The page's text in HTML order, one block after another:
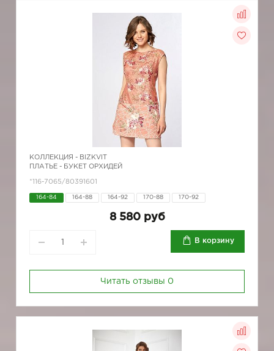
КОЛЛЕКЦИЯ - BIZKVIT
ПЛАТЬЕ - БУКЕТ ОРХИДЕЙ
*116-7065/80391601
164-84 164-88 164-92 170-88 170-92
8 580 руб
В корзину
Читать отзывы 0